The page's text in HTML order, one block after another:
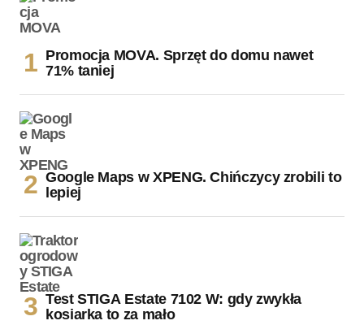
Promocja MOVA. Sprzęt do domu nawet
71% taniej
Google Maps w XPENG. Chińczycy zrobili to
lepiej
Test STIGA Estate 7102 W: gdy zwykła
kosiarka to za mało